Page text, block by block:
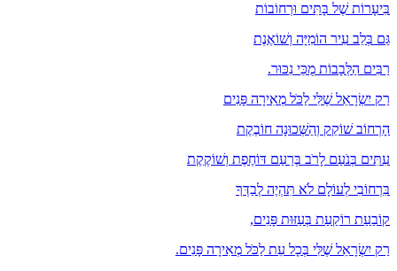
בִּיעָרוֹת שֶׁל בָּתִּים וּרְחוֹבוֹת
גַּם בְּלֵב עִיר הוֹמִיָּה וְשׁוֹאֶנֶת
רַבִּים הַלְּבָבוֹת מֻכֵּי נִכּוּר.
רַק יִשְׂרָאֵל שֶׁלִּי לַכֹּל מְאִירָה פָּנִים
הָרְחוֹב שׁוֹקֵק וְהַשְּׁכוּנָה חוֹבֶקֶת
עִתִּים בְּנֹעַם לָרֹב בְּרַעַם דּוֹחֶפֶת וְשׁוֹקֶקֶת
בִּרְחוֹבִי לְעוֹלָם לֹא תִּהְיֶה לְבַדְּךָ
קוֹבַעַת רוֹקַעַת בְּעַזּוּת פָּנִים,
רַק יִשְׂרָאֵל שֶׁלִּי בְּכָל עֵת לַכֹּל מְאִירָה פָּנִים.